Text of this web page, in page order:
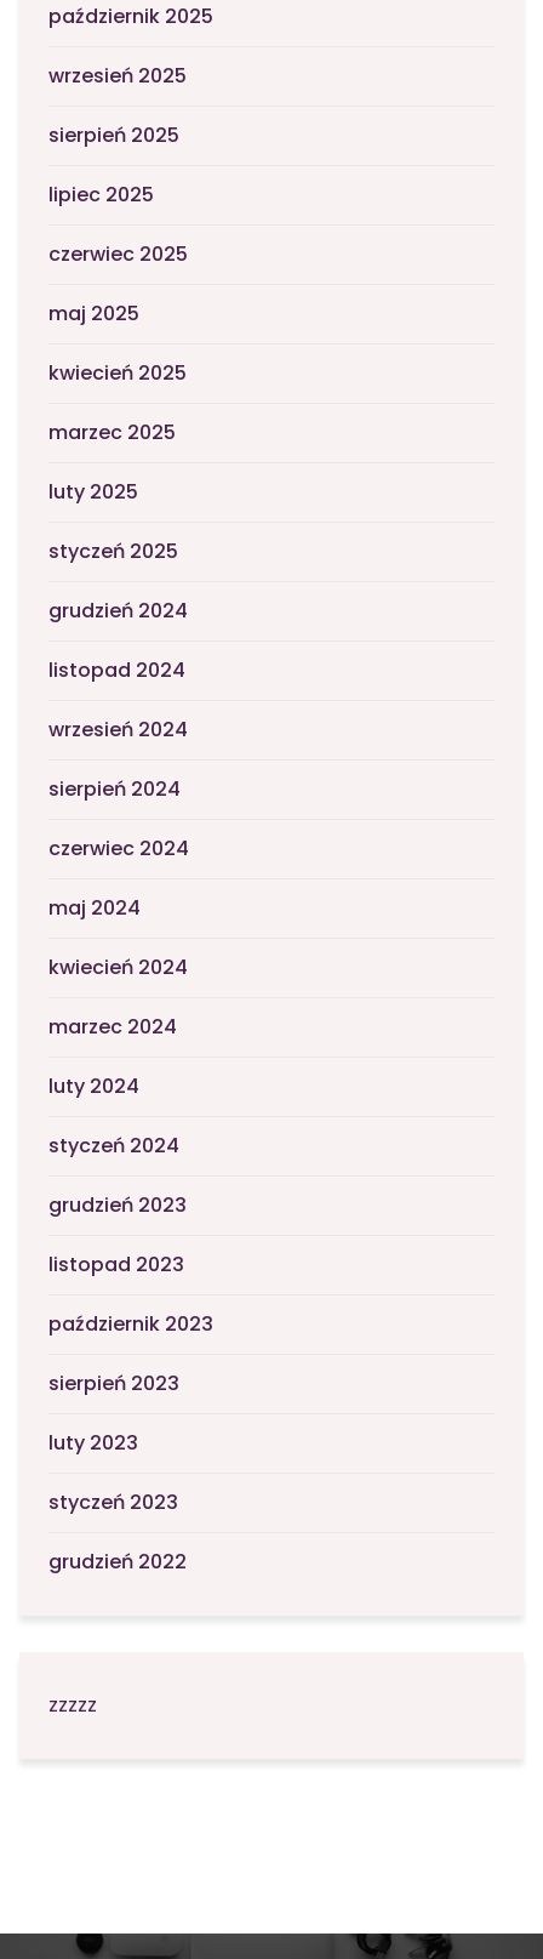
październik 2025
wrzesień 2025
sierpień 2025
lipiec 2025
czerwiec 2025
maj 2025
kwiecień 2025
marzec 2025
luty 2025
styczeń 2025
grudzień 2024
listopad 2024
wrzesień 2024
sierpień 2024
czerwiec 2024
maj 2024
kwiecień 2024
marzec 2024
luty 2024
styczeń 2024
grudzień 2023
listopad 2023
październik 2023
sierpień 2023
luty 2023
styczeń 2023
grudzień 2022
zzzzz